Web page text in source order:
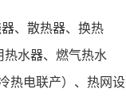
、散热器、换热
水器、燃气热水
热电联产）、热网设